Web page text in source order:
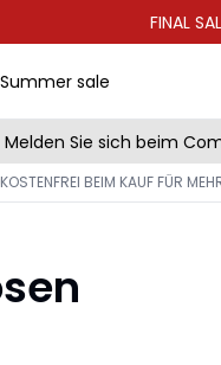
FINAL
Summer sale
Melden Sie sich beim
BEIM KAUF FÜR